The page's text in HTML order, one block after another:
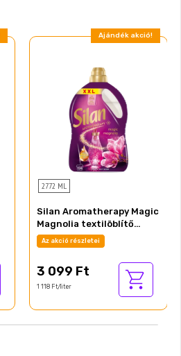
Ajándék akció!
2772 ML
Silan Aromatherapy Magic
Magnolia textilöblítő
koncentrátum 126 mosás
2772 ml
Az akció részletei
3 099 Ft
1 118 Ft/liter